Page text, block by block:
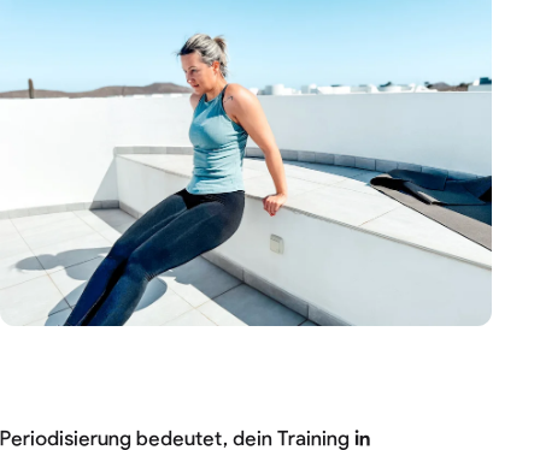
Periodisierung bedeutet, dein Training in